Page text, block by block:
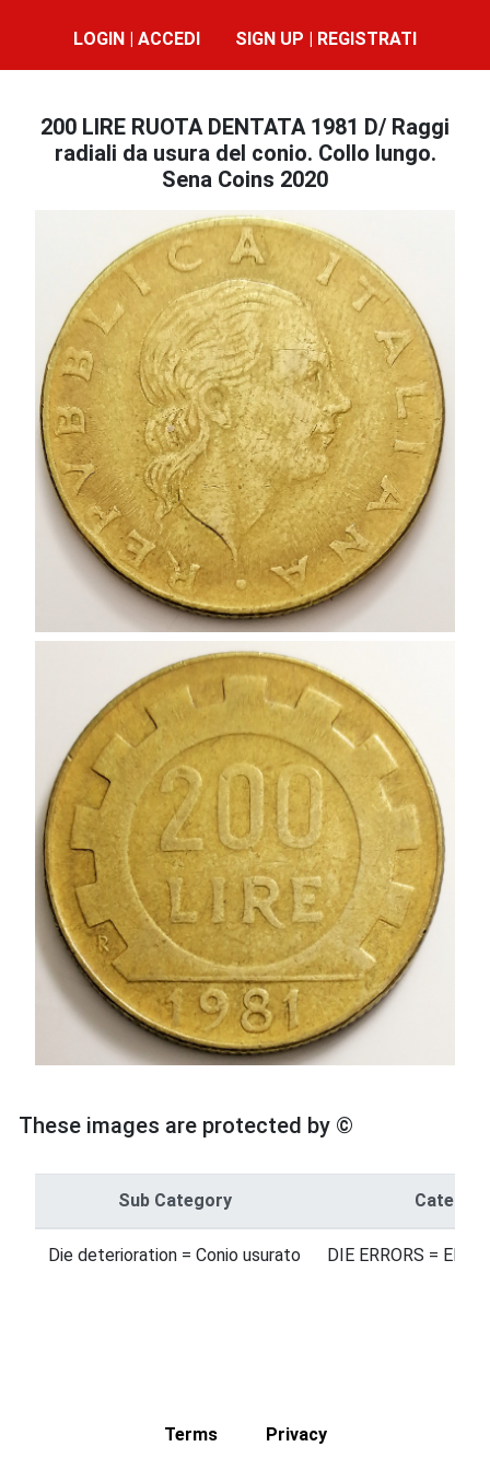
LOGIN | ACCEDI SIGN UP | REGISTRATI
200 LIRE RUOTA DENTATA 1981 D/ Raggi
radiali da usura del conio. Collo lungo.
Sena Coins 2020
These images are protected by ©
Sub Category
Die deterioration = Conio usurato DIE ERRORS =
Terms Privacy